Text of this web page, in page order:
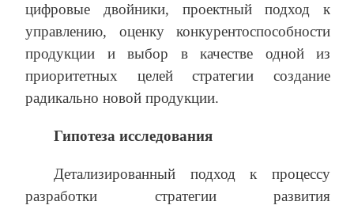
цифровые двойники, проектный подход к
управлению, оценку конкурентоспособности
продукции и выбор в качестве одной из
приоритетных целей стратегии создание
радикально новой продукции.
Гипотеза исследования
Детализированный подход к процессу
разработки стратегии развития